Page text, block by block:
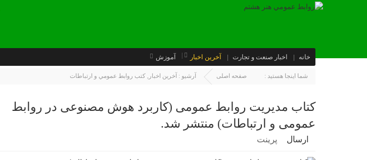
خانه اخبار صنعت و تجارت آخرین اخبار آموزش
شما اینجا هستید : صفحه اصلی آرشیو : آخرین اخبار , كتب روابط عمومي و ارتباطات
کتاب مدیریت روابط عمومی (کاربرد هوش مصنوعی در روابط
عمومی و ارتباطات) منتشر شد.
ارسال پرینت